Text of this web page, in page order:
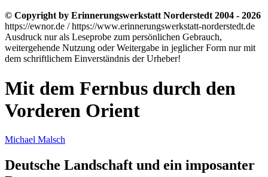
© Copyright by Erinnerungswerkstatt Norderstedt 2004 - 2026
https://ewnor.de / https://www.erinnerungswerkstatt-norderstedt.de
Ausdruck nur als Leseprobe zum persönlichen Gebrauch,
weitergehende Nutzung oder Weitergabe in jeglicher Form nur mit
dem schriftlichem Einverständnis der Urheber!
Mit dem Fernbus durch den
Vorderen Orient
Michael Malsch
Deutsche Landschaft und ein imposanter